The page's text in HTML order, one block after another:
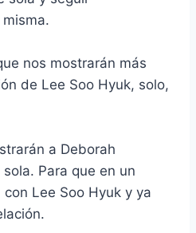
nos mostrarán más
de Lee Soo Hyuk, solo,
a Deborah
Para que en un
Lee Soo Hyuk y ya